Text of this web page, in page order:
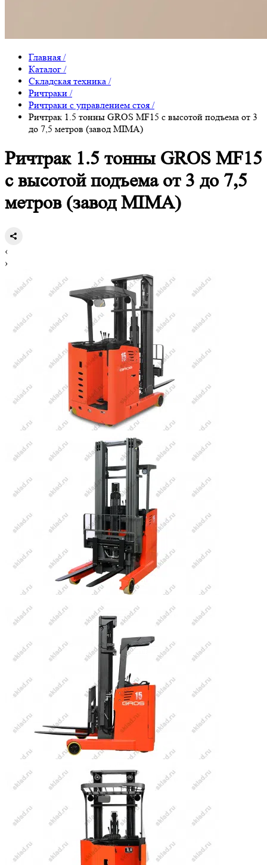
Главная /
Каталог /
Складская техника /
Ричтраки /
Ричтраки с управлением стоя /
Ричтрак 1.5 тонны GROS MF15 с высотой подъема от 3
до 7,5 метров (завод MIMA)
Ричтрак 1.5 тонны GROS MF15
с высотой подъема от 3 до 7,5
метров (завод MIMA)
‹
›